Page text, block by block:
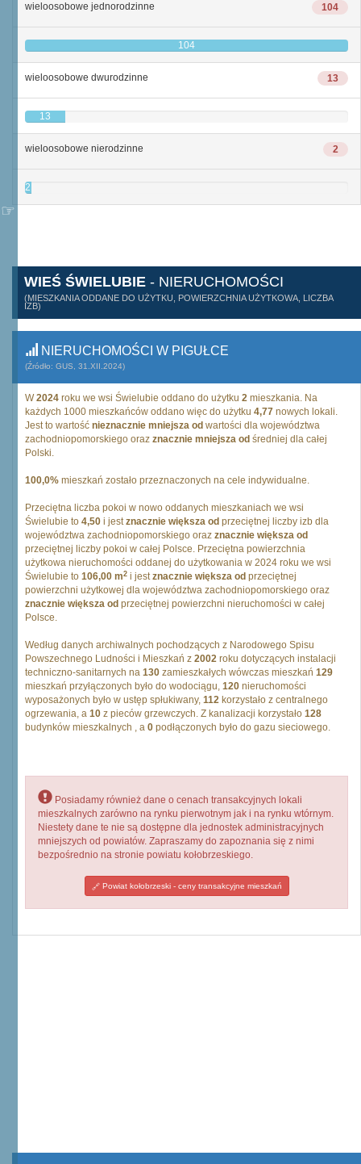
104
wieloosobowe jednorodzinne
104
13
wieloosobowe dwurodzinne
13
2
wieloosobowe nierodzinne
2
WIEŚ ŚWIELUBIE - NIERUCHOMOŚCI
(MIESZKANIA ODDANE DO UŻYTKU, POWIERZCHNIA UŻYTKOWA, LICZBA
IZB)
NIERUCHOMOŚCI W PIGUŁCE
(Źródło: GUS, 31.XII.2024)
W2024 roku we wsi Świelubie oddano do użytku 2 mieszkania. Na
każdych 1000 mieszkańców oddano więc do użytku 4,77 nowych lokali.
Jest to wartość nieznacznie mniejsza od wartości dla województwa
zachodniopomorskiego oraz znacznie mniejsza od średniej dla całej
Polski.
100,0% mieszkań zostało przeznaczonych na cele indywidualne.
Przeciętna liczba pokoi w nowo oddanych mieszkaniach we wsi
Świelubie to 4,50 i jestznacznie większa od przeciętnej liczby izb dla
województwa zachodniopomorskiego oraz znacznie większa od
przeciętnej liczby pokoi w całej Polsce. Przeciętna powierzchnia
użytkowa nieruchomości oddanej do użytkowania w 2024 roku we wsi
Świelubie to 106,00 m2 i jestznacznie większa od przeciętnej
powierzchni użytkowej dla województwa zachodniopomorskiego oraz
znacznie większa od przeciętnej powierzchni nieruchomości w całej
Polsce.
Według danych archiwalnych pochodzących z Narodowego Spisu
Powszechnego Ludności i Mieszkań z 2002 roku dotyczących instalacji
techniczno-sanitarnych na 130 zamieszkałych wówczas mieszkań 129
mieszkań przyłączonych było do wodociągu, 120 nieruchomości
wyposażonych było w ustęp spłukiwany, 112 korzystało z centralnego
ogrzewania, a 10 z pieców grzewczych. Z kanalizacji korzystało 128
budynków mieszkalnych , a 0 podłączonych było do gazu sieciowego.
Posiadamy również dane o cenach transakcyjnych lokali
mieszkalnych zarówno na rynku pierwotnym jak i na rynku wtórnym.
Niestety dane te nie są dostępne dla jednostek administracyjnych
mniejszych od powiatów. Zapraszamy do zapoznania się z nimi
bezpośrednio na stronie powiatu kołobrzeskiego.
Powiat kołobrzeski - ceny transakcyjne mieszkań